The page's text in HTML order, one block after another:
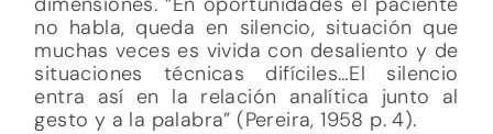
no habla, queda en silencio, situación que
muchas veces es vivida con desaliento y de
situaciones técnicas difíciles…El silencio
entra así en la relación analítica junto al
gesto y a la palabra” (Pereira, 1958 p. 4).